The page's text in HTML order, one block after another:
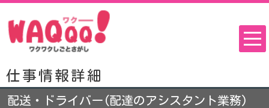
仕事情報詳細
配送・ドライバー(配達のアシスタント業務)